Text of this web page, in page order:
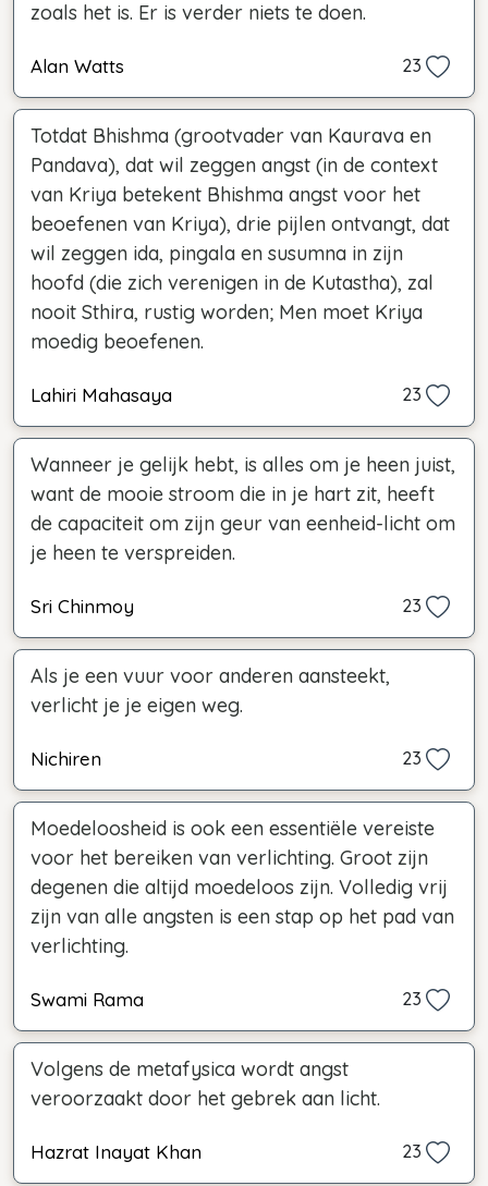
zoals het is. Er is verder niets te doen.
Alan Watts 23
Totdat Bhishma (grootvader van Kaurava en
Pandava), dat wil zeggen angst (in de context
van Kriya betekent Bhishma angst voor het
beoefenen van Kriya), drie pijlen ontvangt, dat
wil zeggen ida, pingala en susumna in zijn
hoofd (die zich verenigen in de Kutastha), zal
nooit Sthira, rustig worden; Men moet Kriya
moedig beoefenen.
Lahiri Mahasaya 23
Wanneer je gelijk hebt, is alles om je heen juist,
want de mooie stroom die in je hart zit, heeft
de capaciteit om zijn geur van eenheid-licht om
je heen te verspreiden.
Sri Chinmoy 23
Als je een vuur voor anderen aansteekt,
verlicht je je eigen weg.
Nichiren 23
Moedeloosheid is ook een essentiële vereiste
voor het bereiken van verlichting. Groot zijn
degenen die altijd moedeloos zijn. Volledig vrij
zijn van alle angsten is een stap op het pad van
verlichting.
Swami Rama 23
Volgens de metafysica wordt angst
veroorzaakt door het gebrek aan licht.
Hazrat Inayat Khan 23